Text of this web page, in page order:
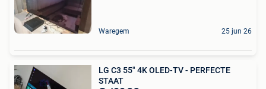
Waregem 25 jun 26
LG C3 55" 4K OLED-TV - PERFECTE
STAAT